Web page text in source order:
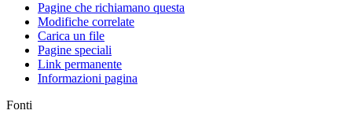
Pagine che richiamano questa
Modifiche correlate
Carica un file
Pagine speciali
Link permanente
Informazioni pagina
Fonti